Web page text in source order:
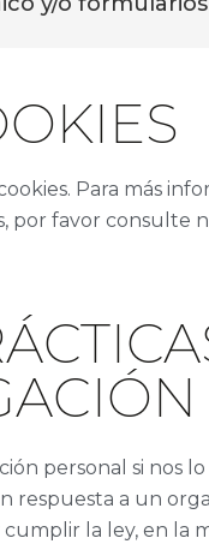
Para más
por favor consulte
personal si nos
respuesta a un
la ley, en la